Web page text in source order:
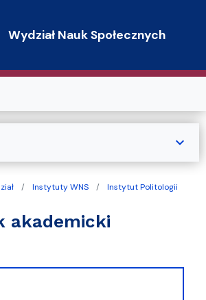
Wydział Nauk Społecznych
Instytuty WNS
Instytut Politologii
akademicki
expand_more